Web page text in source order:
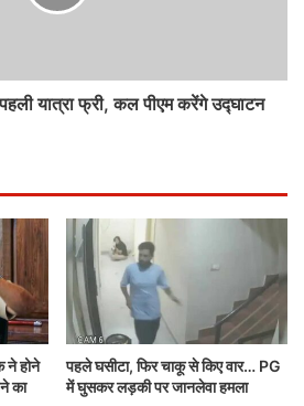
यात्रा फ्री, कल पीएम करेंगे उद्घाटन
ने होने
का
पहले घसीटा, फिर चाकू से किए वार… PG
में घुसकर लड़की पर जानलेवा हमला